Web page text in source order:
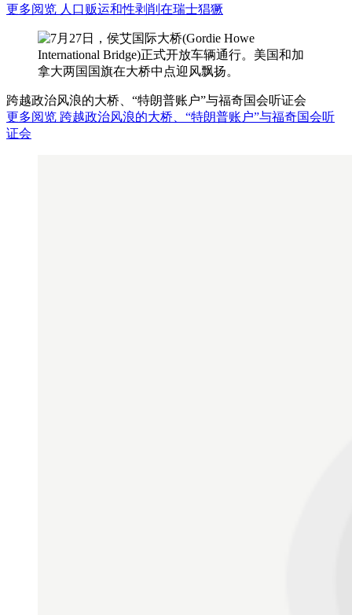
更多阅览 人口贩运和性剥削在瑞士猖獗
跨越政治风浪的大桥、“特朗普账户”与福奇国会听证会
更多阅览 跨越政治风浪的大桥、“特朗普账户”与福奇国会听
证会